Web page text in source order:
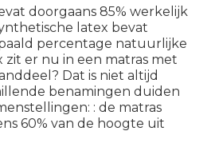
doorgaans 85% werkelijk
latex bevat
percentage natuurlijke
zit er nu in een matras met
Dat is niet altijd
benamingen duiden
: de matras
60% van de hoogte uit